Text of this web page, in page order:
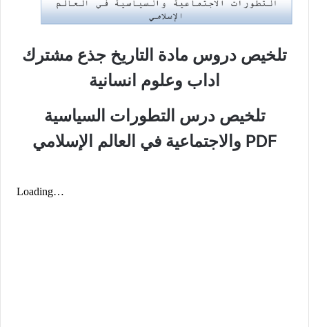
تلخيص دروس مادة التاريخ جذع مشترك
اداب وعلوم انسانية
تلخيص درس التطورات السياسية
والاجتماعية في العالم الإسلامي PDF